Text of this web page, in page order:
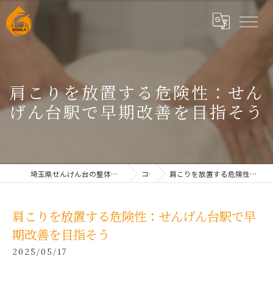
肩こりを放置する危険性：せん
げん台駅で早期改善を目指そう
埼玉県せんげん台の整体なら根本改善整体院AQUILAせんげん台 コラム 肩こりを放置する危険性：せんげん台駅で早期改善を目指そう
肩こりを放置する危険性：せんげん台駅で早
期改善を目指そう
2025/05/17